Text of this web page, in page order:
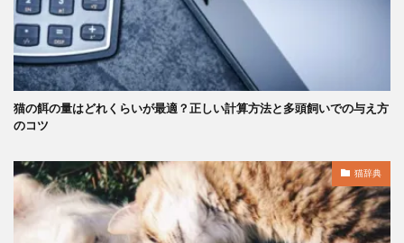
猫の餌の量はどれくらいが最適？正しい計算方法と多頭飼いでの与え方
のコツ
猫辞典